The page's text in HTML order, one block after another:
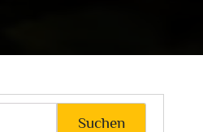
Suchen